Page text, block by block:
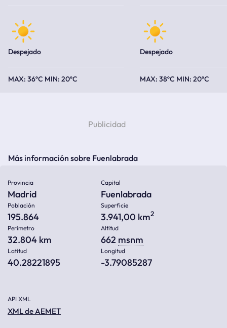
Despejado
36ºC 20ºC
Despejado
38ºC 20ºC
Más información sobre Fuenlabrada
Provincia
Madrid
Capital
Fuenlabrada
Población
195.864
Superficie
3.941,00 km2
Perímetro
32.804 km
Altitud
662 msnm
Latitud
40.28221895
Longitud
-3.79085287
API XML
XML de AEMET